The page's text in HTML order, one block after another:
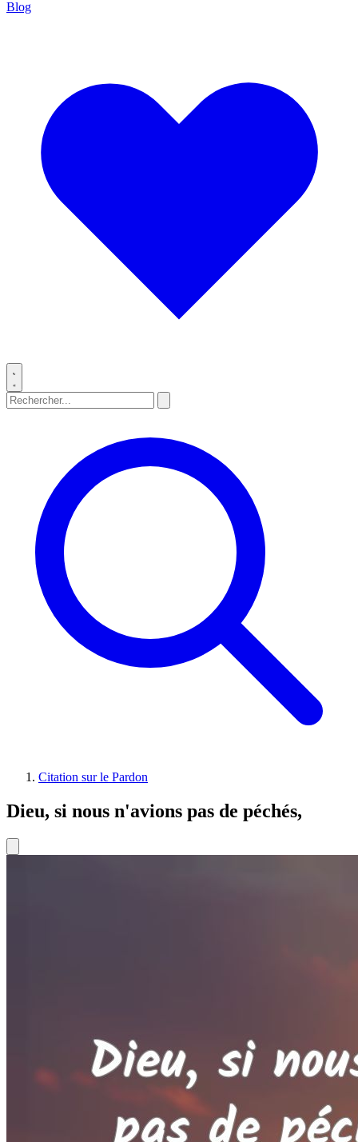
Blog
Citation sur le Pardon
Dieu, si nous n'avions pas de péchés,